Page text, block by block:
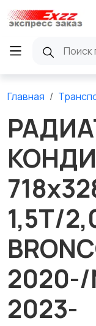
Главная
1,5T/
2020-/
2023-